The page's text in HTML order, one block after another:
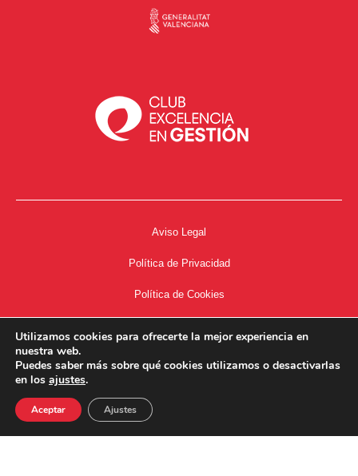
Aviso Legal
Política de Privacidad
Política de Cookies
34667504662
Utilizamos cookies para ofrecerte la mejor experiencia en
nuestra web.
Puedes saber más sobre qué cookies utilizamos o desactivarlas
en los ajustes.
Aceptar Ajustes